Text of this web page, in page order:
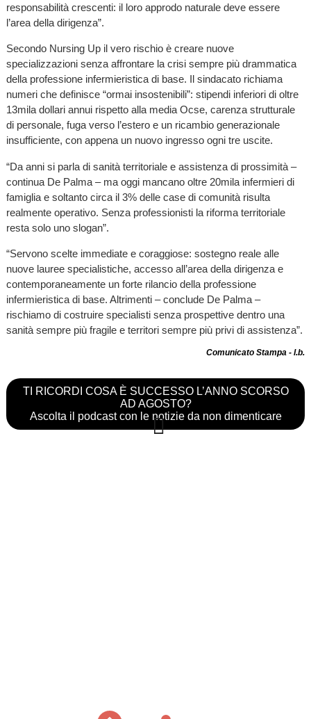
responsabilità crescenti: il loro approdo naturale deve essere
l’area della dirigenza”.
Secondo Nursing Up il vero rischio è creare nuove
specializzazioni senza affrontare la crisi sempre più drammatica
della professione infermieristica di base. Il sindacato richiama
numeri che definisce “ormai insostenibili”: stipendi inferiori di oltre
13mila dollari annui rispetto alla media Ocse, carenza strutturale
di personale, fuga verso l’estero e un ricambio generazionale
insufficiente, con appena un nuovo ingresso ogni tre uscite.
“Da anni si parla di sanità territoriale e assistenza di prossimità –
continua De Palma – ma oggi mancano oltre 20mila infermieri di
famiglia e soltanto circa il 3% delle case di comunità risulta
realmente operativo. Senza professionisti la riforma territoriale
resta solo uno slogan”.
“Servono scelte immediate e coraggiose: sostegno reale alle
nuove lauree specialistiche, accesso all’area della dirigenza e
contemporaneamente un forte rilancio della professione
infermieristica di base. Altrimenti – conclude De Palma –
rischiamo di costruire specialisti senza prospettive dentro una
sanità sempre più fragile e territori sempre più privi di assistenza”.
Comunicato Stampa - l.b.
TI RICORDI COSA È SUCCESSO L’ANNO SCORSO
AD AGOSTO?
Ascolta il podcast con le notizie da non dimenticare